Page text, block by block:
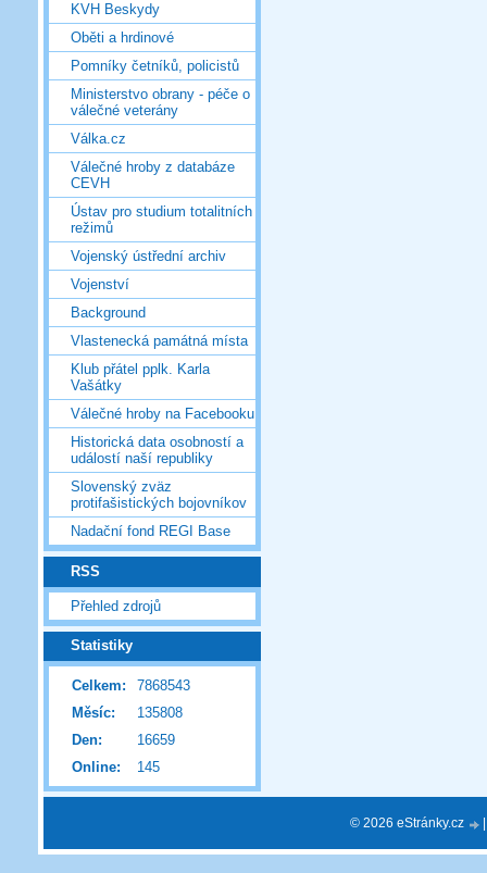
KVH Beskydy
Oběti a hrdinové
Pomníky četníků, policistů
Ministerstvo obrany - péče o
válečné veterány
Válka.cz
Válečné hroby z databáze
CEVH
Ústav pro studium totalitních
režimů
Vojenský ústřední archiv
Vojenství
Background
Vlastenecká památná místa
Klub přátel pplk. Karla
Vašátky
Válečné hroby na Facebooku
Historická data osobností a
událostí naší republiky
Slovenský zväz
protifašistických bojovníkov
Nadační fond REGI Base
RSS
Přehled zdrojů
Statistiky
Online: 145
Celkem:
7868543
Měsíc:
135808
Den:
16659
© 2026 eStránky.cz